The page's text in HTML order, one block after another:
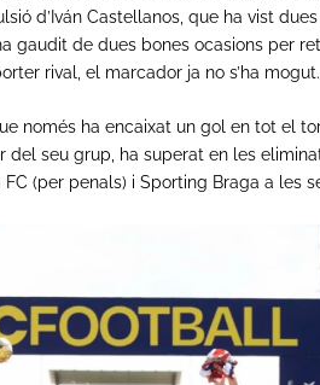
d’Iván Castellanos, que ha vist
gaudit de dues bones ocasions per
rival, el marcador ja no s’ha mogut.
només ha encaixat un gol en tot el
seu grup, ha superat en les
(per penals) i Sporting Braga a les